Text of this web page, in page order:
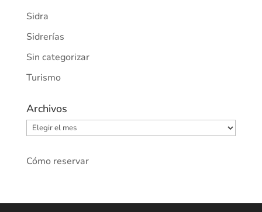
Sidra
Sidrerías
Sin categorizar
Turismo
Archivos
Archivos
Cómo reservar